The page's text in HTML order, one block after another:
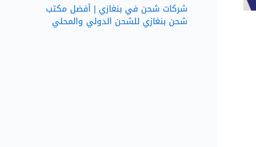
شركات شحن في بنغازي | أفضل مكتب
شحن بنغازي للشحن الدولي والمحلي